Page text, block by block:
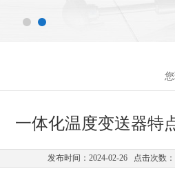
一体化温度变送器特
发布时间：2024-02-26 点击次数：